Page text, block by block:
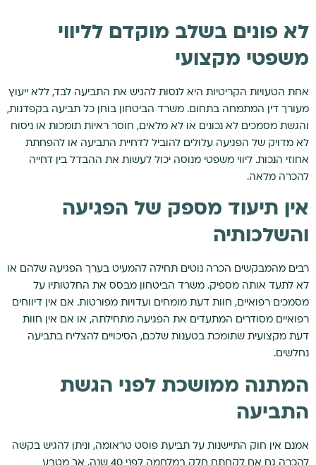
לא פונים בשלב מוקדם לליווי
משפטי מקצועי
אחת הטעויות הקריטיות היא לנסות להגיש את התביעה לבד, ללא ייעוץ
מעורך דין המתמחה בתחום. משרד הביטחון בוחן כל תביעה בקפדנות,
והגשת מסמכים לא נכונים או לא מלאים, חוסר ראיות תומכות או ניסוח
לא מדויק של הפגיעה עלולים להוביל לדחיית התביעה או להפחתת
אחוזי הנכות. ליווי משפטי מנוסה יכול לעשות את ההבדל בין דחייה
להכרה מלאה.
אין תיעוד מספק של הפגיעה
והשלכותיה
רבים מהמבקשים הכרה נוטים תחילה להמעיט בערך הפגיעה שלהם או
לא לתעד אותה מספיק. משרד הביטחון מבסס את החלטותיו על
מסמכים רפואיים, חוות דעת מומחים ועדויות מפורטות. אם אין דיווחים
רפואיים מסודרים המתעדים את הפגיעה מתחילתה, או אם אין חוות
דעת מקצועית שתומכת בטענות שלכם, הסיכויים להצליח בתביעה
נחלשים.
המתנה ממושכת לפני הגשת
התביעה
אמנם אין חוק התיישנות על תביעת פוסט טראומה, וניתן להגיש בקשה
להכרה גם אם לקחתם חלק במלחמה לפני 40 שנה, אך מטבע